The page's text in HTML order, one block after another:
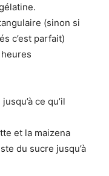
(sinon si
c’est parfait)
ce qu’il
et la maizena
du sucre jusqu’à